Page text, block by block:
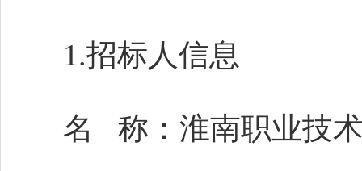
1.招标人信息
名 称：淮南职业技